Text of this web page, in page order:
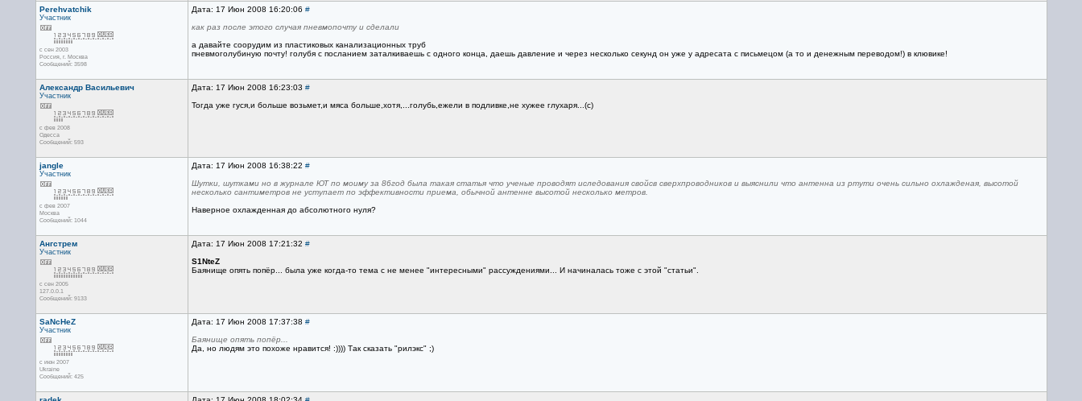
Perehvatchik
Участник
с сен 2003
Россия, г. Москва
Сообщений: 3598
Дата: 17 Июн 2008 16:20:06 #
как раз после этого случая пневмопочту и сделали
а давайте соорудим из пластиковых канализационных труб
пневмоголубиную почту! голубя с посланием заталкиваешь с одного конца, даешь давление и через несколько секунд он уже у адресата с письмецом (а то и денежным переводом!) в клювике!
Александр Васильевич
Участник
с фев 2008
Одесса
Сообщений: 593
Дата: 17 Июн 2008 16:23:03 #
Тогда уже гуся,и больше возьмет,и мяса больше,хотя,...голубь,ежели в подливке,не хужее глухаря...(с)
jangle
Участник
с фев 2007
Москва
Сообщений: 1044
Дата: 17 Июн 2008 16:38:22 #
Шутки, шутками но в журнале ЮТ по моиму за 86год была такая статья что ученые проводят иследования свойсв сверхпроводников и выяснили что антенна из ртути очень сильно охлажденая, высотой
несколько сантиметров не уступает по эффективности приема, обычной антенне высотой несколько метров.
Наверное охлажденная до абсолютного нуля?
Ангстрем
Участник
с сен 2005
127.0.0.1
Сообщений: 9133
Дата: 17 Июн 2008 17:21:32 #
S1NteZ
Баянище опять попёр... была уже когда-то тема с не менее "интересными" рассуждениями... И начиналась тоже с этой "статьи".
SaNcHeZ
Участник
с июн 2007
Ukraine
Сообщений: 425
Дата: 17 Июн 2008 17:37:38 #
Баянище опять попёр...
Да, но людям это похоже нравится! :)))) Так сказать "рилэкс" ;)